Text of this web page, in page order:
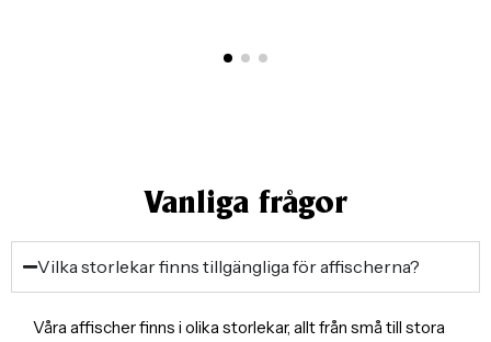
Vanliga frågor
Vilka storlekar finns tillgängliga för affischerna?
Våra affischer finns i olika storlekar, allt från små till stora